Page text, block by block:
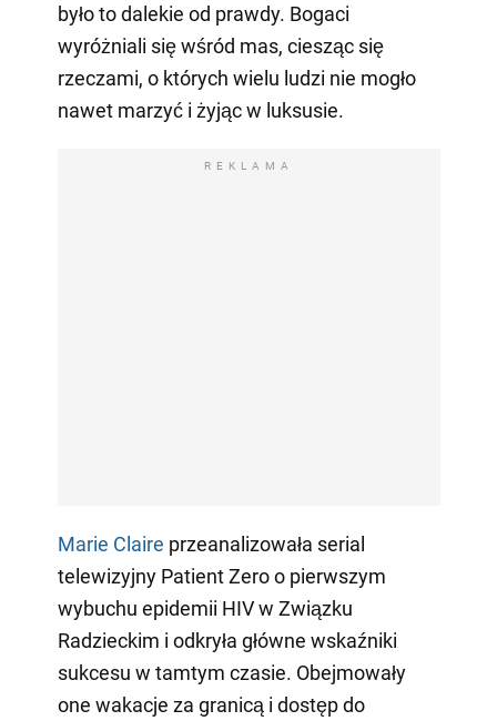
było to dalekie od prawdy. Bogaci
wyróżniali się wśród mas, ciesząc się
rzeczami, o których wielu ludzi nie mogło
nawet marzyć i żyjąc w luksusie.
REKLAMA
Marie Claire przeanalizowała serial
telewizyjny Patient Zero o pierwszym
wybuchu epidemii HIV w Związku
Radzieckim i odkryła główne wskaźniki
sukcesu w tamtym czasie. Obejmowały
one wakacje za granicą i dostęp do